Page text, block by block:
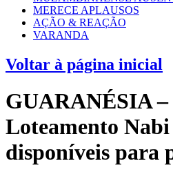
MERECE APLAUSOS
AÇÃO & REAÇÃO
VARANDA
Voltar à página inicial
GUARANÉSIA –
Loteamento
disponíveis para